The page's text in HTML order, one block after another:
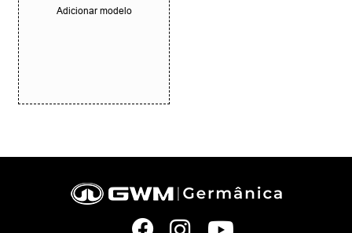
Adicionar modelo